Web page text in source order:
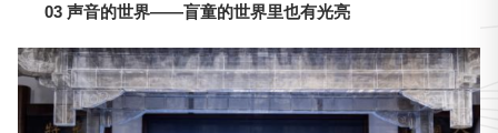
03 声音的世界——盲童的世界里也有光亮